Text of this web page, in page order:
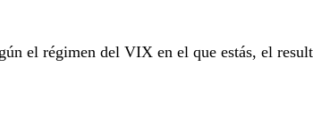
el régimen del VIX en el que estás, el